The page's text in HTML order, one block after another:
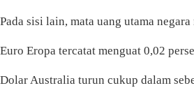
Pada sisi lain, mata uang utama
Euro Eropa tercatat menguat 0,02
Dolar Australia turun cukup dalam